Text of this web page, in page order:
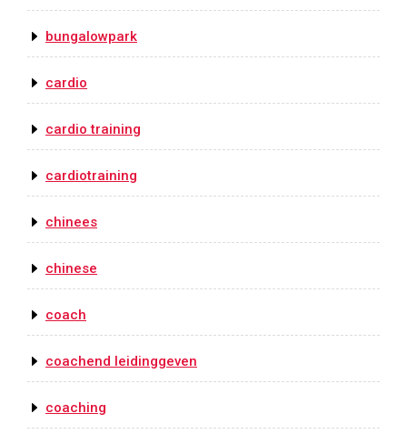
bungalowpark
cardio
cardio training
cardiotraining
chinees
chinese
coach
coachend leidinggeven
coaching